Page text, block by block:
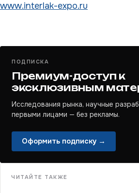
www.interlak-expo.ru
ПОДПИСКА
Премиум-доступ к
эксклюзивным
Исследования рынка, научные
первыми лицами — без рекламы.
Оформить подписку →
ЧИТАЙТЕ ТАКЖЕ